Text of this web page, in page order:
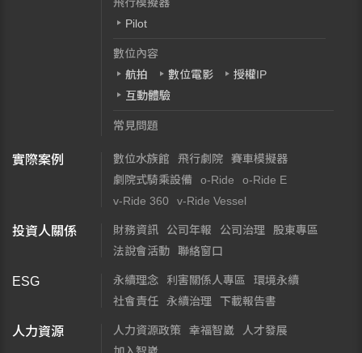
Pilot
數位內容
航拍
數位電影
授權IP
互動體驗
常見問題
實際案例 數位水族館 飛行劇院
賽車模擬器
劇院式騎乘設備
o-Ride
o-Ride E
v-Ride 360
v-Ride Vessel
投資人關係 財務資訊 公司年報 公司治理
股東專區
法說會活動
聯絡窗口
ESG 永續理念 利害關係人專區
環境永續
社會責任
永續治理 下載報告書
人力資源 人力資源政策 幸福智崴
人才發展